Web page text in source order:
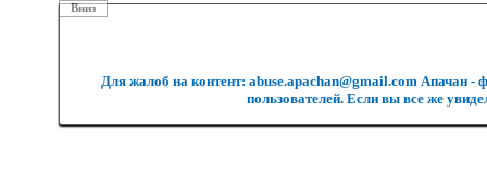
Вниз
Для жалоб на контент: abuse.apachan@gmail.com Апачан -
пользователей. Если вы все же